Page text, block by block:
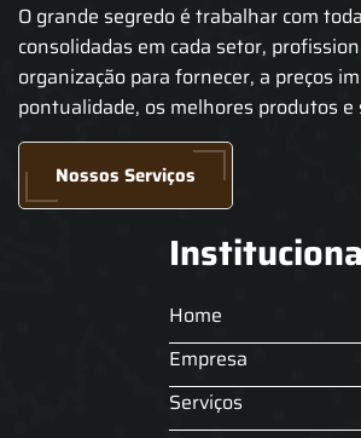
O grande segredo é trabalhar com
consolidadas em cada setor,
organização para fornecer, a preços
pontualidade, os melhores produtos e
Nossos Serviços
Home
Empresa
Serviços